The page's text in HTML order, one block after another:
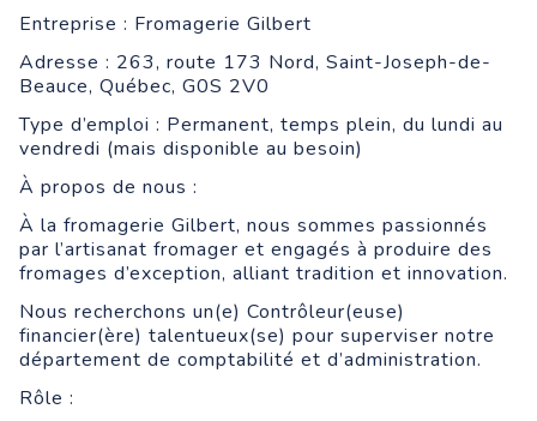
Entreprise : Fromagerie Gilbert
Adresse : 263, route 173 Nord, Saint-Joseph-de-
Beauce, Québec, G0S 2V0
Type d’emploi : Permanent, temps plein, du lundi au
vendredi (mais disponible au besoin)
À propos de nous :
À la fromagerie Gilbert, nous sommes passionnés
par l’artisanat fromager et engagés à produire des
fromages d’exception, alliant tradition et innovation.
Nous recherchons un(e) Contrôleur(euse)
financier(ère) talentueux(se) pour superviser notre
département de comptabilité et d’administration.
Rôle :